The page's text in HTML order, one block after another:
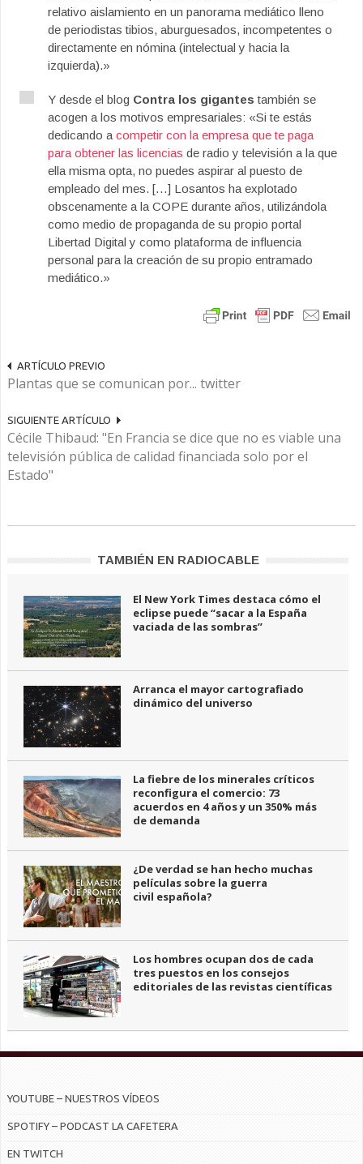
relativo aislamiento en un panorama mediático lleno
de periodistas tibios, aburguesados, incompetentes o
directamente en nómina (intelectual y hacia la
izquierda).»
Y desde el blog Contra los gigantes también se
acogen a los motivos empresariales: «Si te estás
dedicando a competir con la empresa que te paga
para obtener las licencias de radio y televisión a la que
ella misma opta, no puedes aspirar al puesto de
empleado del mes. […] Losantos ha explotado
obscenamente a la COPE durante años, utilizándola
como medio de propaganda de su propio portal
Libertad Digital y como plataforma de influencia
personal para la creación de su propio entramado
mediático.»
ARTÍCULO PREVIO
Plantas que se comunican por... twitter
SIGUIENTE ARTÍCULO
Cécile Thibaud: "En Francia se dice que no es viable una
televisión pública de calidad financiada solo por el
Estado"
TAMBIÉN EN RADIOCABLE
El New York Times destaca cómo el
eclipse puede “sacar a la España
vaciada de las sombras”
Arranca el mayor cartografiado
dinámico del universo
La fiebre de los minerales críticos
reconfigura el comercio: 73
acuerdos en 4 años y un 350% más
de demanda
¿De verdad se han hecho muchas
películas sobre la guerra
civil española?
Los hombres ocupan dos de cada
tres puestos en los consejos
editoriales de las revistas científicas
YOUTUBE – NUESTROS VÍDEOS
SPOTIFY – PODCAST LA CAFETERA
EN TWITCH